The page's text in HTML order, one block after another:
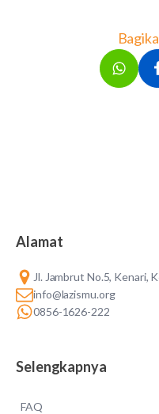
Alamat
Jl. Jambrut No.5, Kenari,
info@lazismu.org
0856-1626-222
Selengkapnya
FAQ